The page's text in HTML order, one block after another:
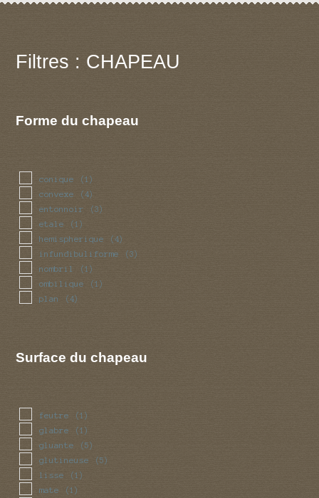
Filtres : CHAPEAU
Forme du chapeau
conique (1)
convexe (4)
entonnoir (3)
etale (1)
hemispherique (4)
infundibuliforme (3)
nombril (1)
ombilique (1)
plan (4)
Surface du chapeau
feutre (1)
glabre (1)
gluante (5)
glutineuse (5)
lisse (1)
mate (1)